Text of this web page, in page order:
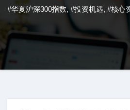
#华夏沪深300指数,#投资机遇, #核心